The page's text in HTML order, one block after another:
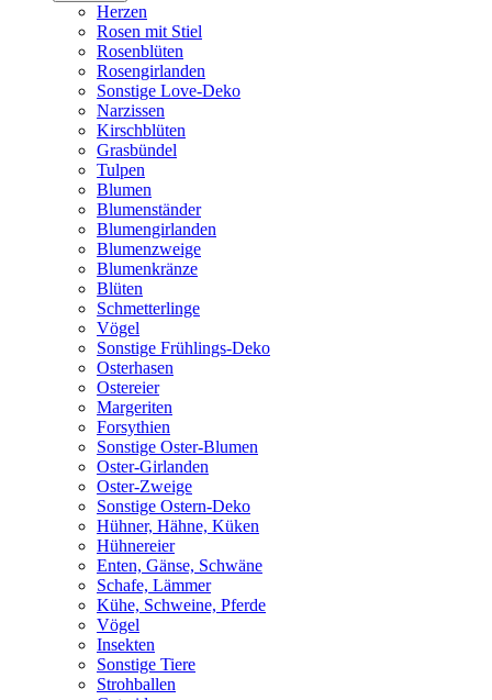
Herzen
Rosen mit Stiel
Rosenblüten
Rosengirlanden
Sonstige Love-Deko
Narzissen
Kirschblüten
Grasbündel
Tulpen
Blumen
Blumenständer
Blumengirlanden
Blumenzweige
Blumenkränze
Blüten
Schmetterlinge
Vögel
Sonstige Frühlings-Deko
Osterhasen
Ostereier
Margeriten
Forsythien
Sonstige Oster-Blumen
Oster-Girlanden
Oster-Zweige
Sonstige Ostern-Deko
Hühner, Hähne, Küken
Hühnereier
Enten, Gänse, Schwäne
Schafe, Lämmer
Kühe, Schweine, Pferde
Vögel
Insekten
Sonstige Tiere
Strohballen